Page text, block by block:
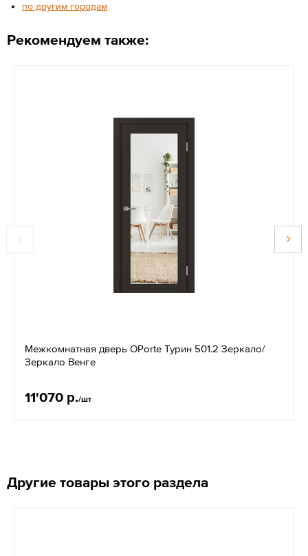
по другим городам
Рекомендуем также:
Межкомнатная дверь OPorte Турин 501.2 Зеркало/
Зеркало Венге
11'070 р./шт
Другие товары этого раздела